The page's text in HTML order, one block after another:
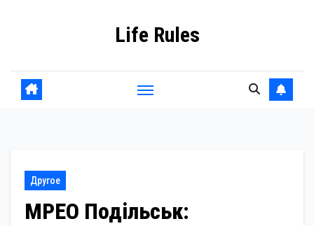
Life Rules
Другое
МРЕО Подільськ: